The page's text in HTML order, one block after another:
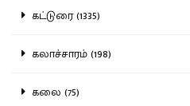
கட்டுரை (1335)
கலாச்சாரம் (198)
கலை (75)